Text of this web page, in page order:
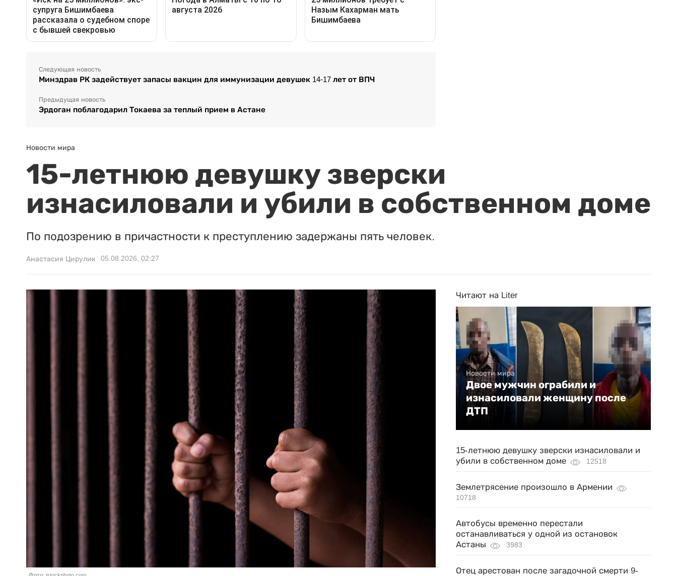
Следующая новость
Минздрав РК задействует запасы вакцин для иммунизации девушек 14-17 лет от ВПЧ
Предыдущая новость
Эрдоган поблагодарил Токаева за теплый прием в Астане
Новости мира
15-летнюю девушку зверски
изнасиловали и убили в собственном доме
По подозрению в причастности к преступлению задержаны пять человек.
Анастасия Цирулик 05.08.2026, 02:27
Читают на Liter
Новости мира
Двое мужчин ограбили и
изнасиловали женщину после
ДТП
15-летнюю девушку зверски изнасиловали и
убили в собственном доме
12518
Землетрясение произошло в Армении
10718
Автобусы временно перестали
останавливаться у одной из остановок
Астаны
3983
Отец арестован после загадочной смерти 9-